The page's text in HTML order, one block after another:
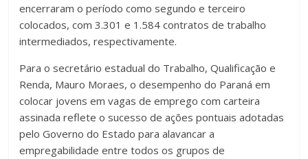
encerraram o período como segundo e terceiro
colocados, com 3.301 e 1.584 contratos de trabalho
intermediados, respectivamente.
Para o secretário estadual do Trabalho, Qualificação e
Renda, Mauro Moraes, o desempenho do Paraná em
colocar jovens em vagas de emprego com carteira
assinada reflete o sucesso de ações pontuais adotadas
pelo Governo do Estado para alavancar a
empregabilidade entre todos os grupos de